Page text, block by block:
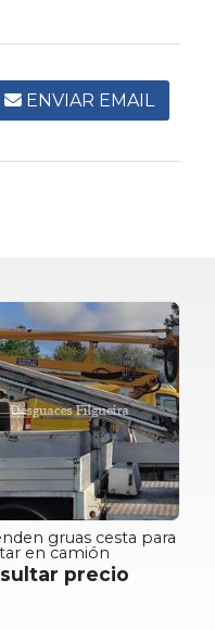
ENVIAR EMAIL
gruas cesta para
en camión
precio